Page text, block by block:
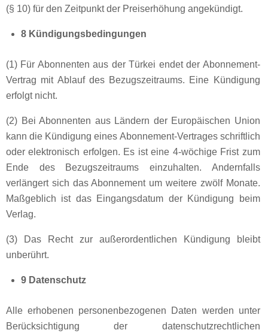
(§ 10) für den Zeitpunkt der Preiserhöhung angekündigt.
8 Kündigungsbedingungen
(1) Für Abonnenten aus der Türkei endet der Abonnement-
Vertrag mit Ablauf des Bezugszeitraums. Eine Kündigung
erfolgt nicht.
(2) Bei Abonnenten aus Ländern der Europäischen Union
kann die Kündigung eines Abonnement-Vertrages schriftlich
oder elektronisch erfolgen. Es ist eine 4-wöchige Frist zum
Ende des Bezugszeitraums einzuhalten. Andernfalls
verlängert sich das Abonnement um weitere zwölf Monate.
Maßgeblich ist das Eingangsdatum der Kündigung beim
Verlag.
(3) Das Recht zur außerordentlichen Kündigung bleibt
unberührt.
9 Datenschutz
Alle erhobenen personenbezogenen Daten werden unter
Berücksichtigung der datenschutzrechtlichen